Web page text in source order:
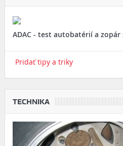
ADAC - test autobatérií a
Pridať tipy a triky
TECHNIKA